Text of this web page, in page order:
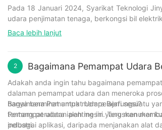
Pada 18 Januari 2024, Syarikat Teknologi
udara penjimatan tenaga, berkongsi bil
Selepas mesyuarat bermula, pengarah
pembangunan masa depan pada 2024.
aktif kerja, dll., bertujuan untuk mengiktiraf
Bahagian terakhir ialah jamuan tengah hari,
bahawa 2024 akan menjadi tahun yang lebih
Baca lebih lanjut
2 Bagaimana Pemampat Udara
Adakah anda ingin tahu bagaimana
dalaman pemampat udara dan meneroka
hanya berminat untuk mempelajari sesuatu
tentang peralatan penting ini. Teruskan
industri.
Bagaimana Pemampat Udara Berfungsi?
Pemampat udara ialah mesin yang menukar
pelbagai aplikasi, daripada menjanakan alat